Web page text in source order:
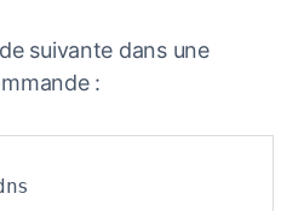
suivante dans une
: